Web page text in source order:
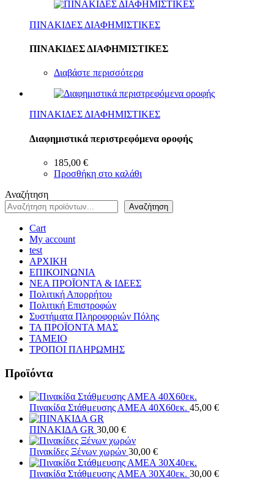
ΠΙΝΑΚΙΔΕΣ ΔΙΑΦΗΜΙΣΤΙΚΕΣ
ΠΙΝΑΚΙΔΕΣ ΔΙΑΦΗΜΙΣΤΙΚΕΣ
Διαβάστε περισσότερα
ΠΙΝΑΚΙΔΕΣ ΔΙΑΦΗΜΙΣΤΙΚΕΣ
Διαφημιστικά περιστρεφόμενα οροφής
185,00 €
Προσθήκη στο καλάθι
Αναζήτηση
Αναζήτηση
Cart
My account
test
ΑΡΧΙΚΗ
ΕΠΙΚΟΙΝΩΝΙΑ
ΝΕΑ ΠΡΟΪΟΝΤΑ & ΙΔΕΕΣ
Πολιτική Απορρήτου
Πολιτική Επιστροφών
Συστήματα Πληροφοριών Πόλης
ΤΑ ΠΡΟΪΟΝΤΑ ΜΑΣ
ΤΑΜΕΙΟ
ΤΡΟΠΟΙ ΠΛΗΡΩΜΗΣ
Προϊόντα
Πινακίδα Στάθμευσης ΑΜΕΑ 40Χ60εκ. 45,00 €
ΠΙΝΑΚΙΔΑ GR 30,00 €
Πινακίδες Ξένων χωρών 30,00 €
Πινακίδα Στάθμευσης ΑΜΕΑ 30Χ40εκ. 30,00 €